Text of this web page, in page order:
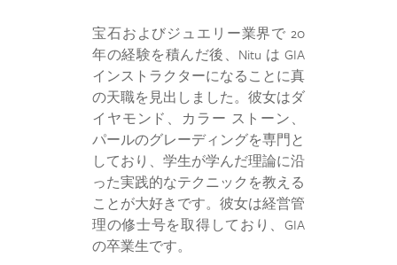
宝石およびジュエリー業界で 20
年の経験を積んだ後、Nitu は GIA
インストラクターになることに真
の天職を見出しました。彼女はダ
イヤモンド、カラー ストーン、
パールのグレーディングを専門と
しており、学生が学んだ理論に沿
った実践的なテクニックを教える
ことが大好きです。彼女は経営管
理の修士号を取得しており、GIA
の卒業生です。